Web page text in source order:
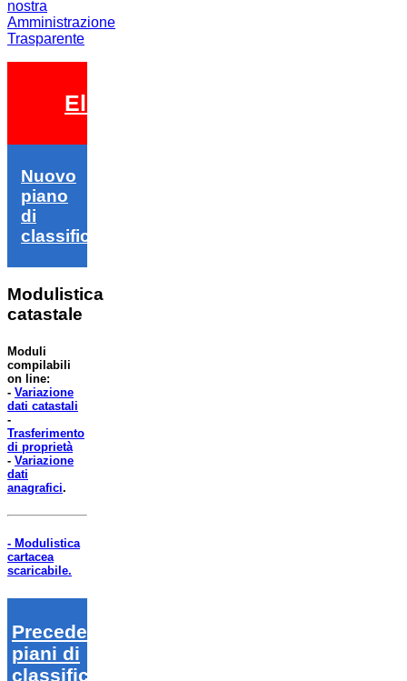
nostra
Amministrazione
Trasparente
Elezioni 2026
Nuovo
piano
di
classifica
Modulistica
catastale
Moduli
compilabili
on line:
- Variazione
dati catastali
-
Trasferimento
di proprietà
- Variazione
dati
anagrafici.
- Modulistica
cartacea
scaricabile.
Precedenti
piani di
classifica